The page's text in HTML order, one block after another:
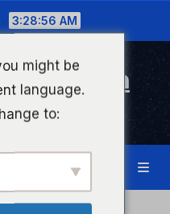
3:28:56 AM
Kreuznach
might be
language.
to: